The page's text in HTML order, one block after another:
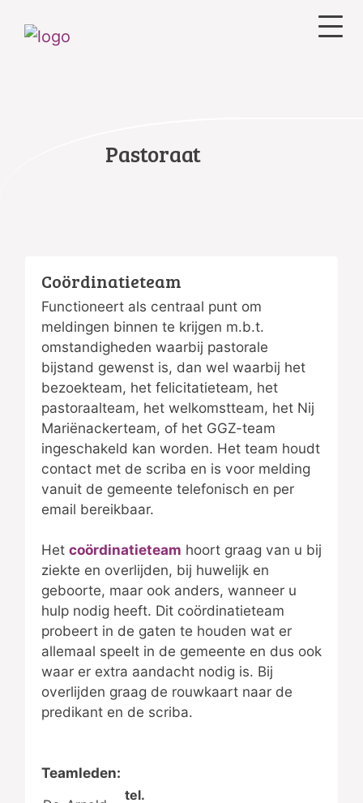
Pastoraat
Coördinatieteam
Functioneert als centraal punt om
meldingen binnen te krijgen m.b.t.
omstandigheden waarbij pastorale
bijstand gewenst is, dan wel waarbij het
bezoekteam, het felicitatieteam, het
pastoraalteam, het welkomstteam, het Nij
Mariënackerteam, of het GGZ-team
ingeschakeld kan worden. Het team houdt
contact met de scriba en is voor melding
vanuit de gemeente telefonisch en per
email bereikbaar.
Het coördinatieteam hoort graag van u bij
ziekte en overlijden, bij huwelijk en
geboorte, maar ook anders, wanneer u
hulp nodig heeft. Dit coördinatieteam
probeert in de gaten te houden wat er
allemaal speelt in de gemeente en dus ook
waar er extra aandacht nodig is. Bij
overlijden graag de rouwkaart naar de
predikant en de scriba.
Teamleden:
tel.